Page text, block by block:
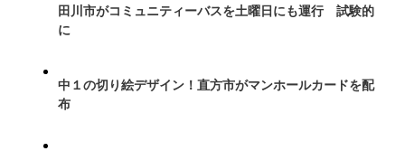
田川市がコミュニティーバスを土曜日にも運行 試験的
に
中１の切り絵デザイン！直方市がマンホールカードを配
布